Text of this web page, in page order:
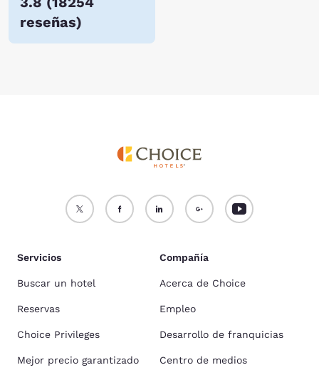
reseñas)
Servicios
Buscar un hotel
Reservas
Choice Privileges
Mejor precio garantizado
Compañía
Acerca de Choice
Empleo
Desarrollo de franquicias
Centro de medios